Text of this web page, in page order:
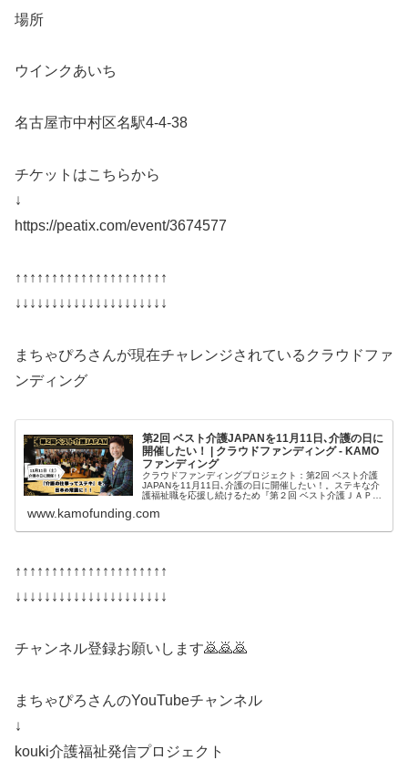
場所
ウインクあいち
名古屋市中村区名駅4-4-38
チケットはこちらから
↓
https://peatix.com/event/3674577
↑↑↑↑↑↑↑↑↑↑↑↑↑↑↑↑↑↑↑↑↑
↓↓↓↓↓↓↓↓↓↓↓↓↓↓↓↓↓↓↓↓↓
まちゃぴろさんが現在チャレンジされているクラウドファ
ンディング
第2回 ベスト介護JAPANを11月11日､介護の日に
開催したい！ | クラウドファンディング - KAMO
ファンディング
クラウドファンディングプロジェクト：第2回 ベスト介護
JAPANを11月11日､介護の日に開催したい！。ステキな介
護福祉職を応援し続けるため『第２回 ベスト介護ＪＡＰＡ
事のブランディン...
www.kamofunding.com
↑↑↑↑↑↑↑↑↑↑↑↑↑↑↑↑↑↑↑↑↑
↓↓↓↓↓↓↓↓↓↓↓↓↓↓↓↓↓↓↓↓↓
チャンネル登録お願いします🙇🙇🙇
まちゃぴろさんのYouTubeチャンネル
↓
kouki介護福祉発信プロジェクト